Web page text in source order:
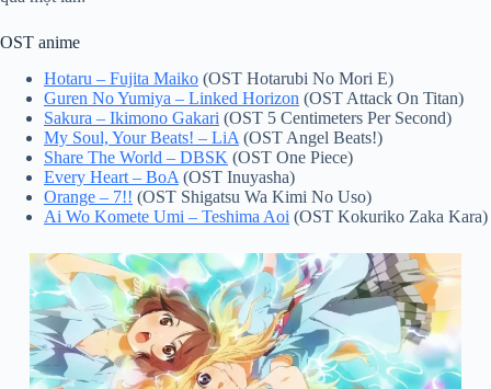
OST anime
Hotaru – Fujita Maiko (OST Hotarubi No Mori E)
Guren No Yumiya – Linked Horizon (OST Attack On Titan)
Sakura – Ikimono Gakari (OST 5 Centimeters Per Second)
My Soul, Your Beats! – LiA (OST Angel Beats!)
Share The World – DBSK (OST One Piece)
Every Heart – BoA (OST Inuyasha)
Orange – 7!! (OST Shigatsu Wa Kimi No Uso)
Ai Wo Komete Umi – Teshima Aoi (OST Kokuriko Zaka Kara)